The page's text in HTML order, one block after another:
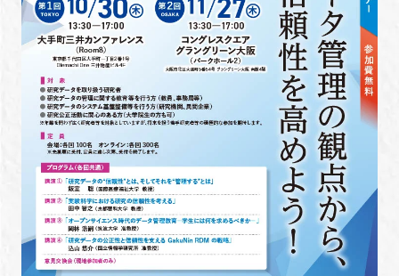
ニュース・掲示板
LINK-Jを知る
特別会員
施設・アクセス
FAQ
イベントお知らせメール登録